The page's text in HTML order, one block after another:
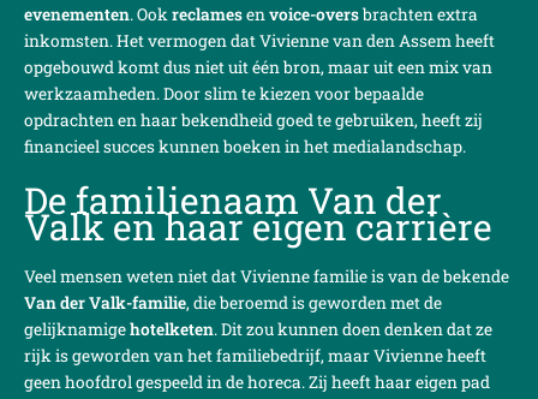
evenementen. Ookreclamesenvoice-oversbrachten extra
inkomsten. Het vermogen dat Vivienne van den Assem heeft
opgebouwd komt dus niet uit één bron, maar uit een mix van
werkzaamheden. Door slim te kiezen voor bepaalde
opdrachten en haar bekendheid goed te gebruiken, heeft zij
financieel succes kunnen boeken in het medialandschap.
De familienaam Van der
Valk en haar eigen carrière
Veel mensen weten niet dat Vivienne familie is van de bekende
Van der Valk-familie, die beroemd is geworden met de
gelijknamigehotelketen. Dit zou kunnen doen denken dat ze
rijk is geworden van het familiebedrijf, maar Vivienne heeft
geen hoofdrol gespeeld in de horeca. Zij heeft haar eigen pad